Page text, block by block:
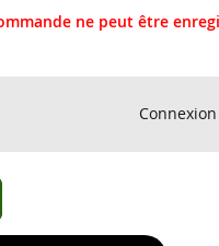
ne peut être
Connexion